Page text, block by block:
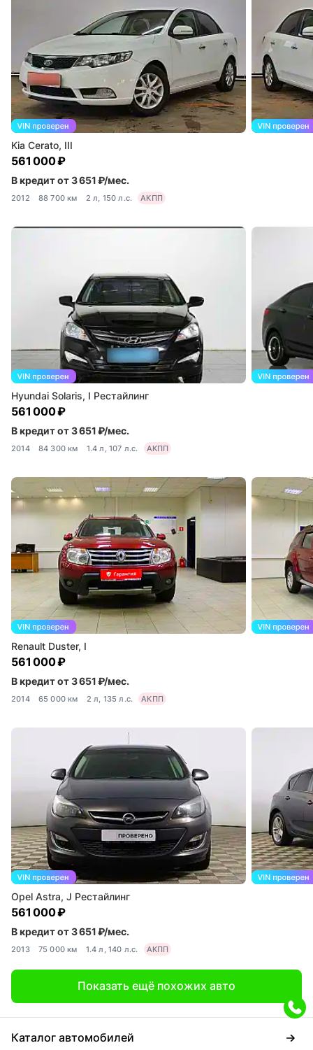
Kia Cerato, III
561 000 ₽
В кредит от 3 651 ₽/мес.
2012 88 700 км 2 л, 150 л.с. АКПП
Hyundai Solaris, I Рестайлинг
561 000 ₽
В кредит от 3 651 ₽/мес.
2014 84 300 км 1.4 л, 107 л.с. АКПП
Renault Duster, I
561 000 ₽
В кредит от 3 651 ₽/мес.
2014 65 000 км 2 л, 135 л.с. АКПП
Opel Astra, J Рестайлинг
561 000 ₽
В кредит от 3 651 ₽/мес.
2013 75 000 км 1.4 л, 140 л.с. АКПП
Показать ещё похожих авто
Каталог автомобилей